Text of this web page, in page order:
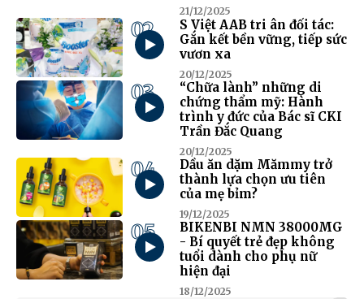
21/12/2025
02
S Việt AAB tri ân đối tác:
Gắn kết bền vững, tiếp sức
vươn xa
20/12/2025
03
“Chữa lành” những di
chứng thẩm mỹ: Hành
trình y đức của Bác sĩ CKI
Trần Đắc Quang
20/12/2025
04
Dầu ăn dặm Mămmy trở
thành lựa chọn ưu tiên
của mẹ bỉm?
19/12/2025
05
BIKENBI NMN 38000MG
- Bí quyết trẻ đẹp không
tuổi dành cho phụ nữ
hiện đại
18/12/2025